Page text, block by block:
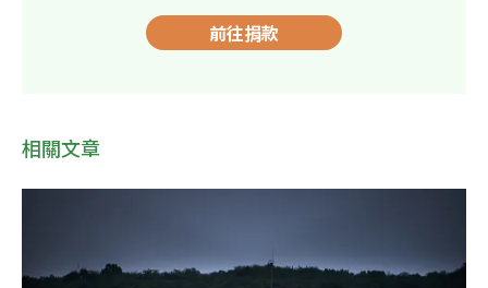
前往捐款
相關文章